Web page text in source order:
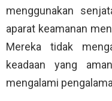
menggunakan
aparat keamanan
Mereka tidak
keadaan yang
mengalami